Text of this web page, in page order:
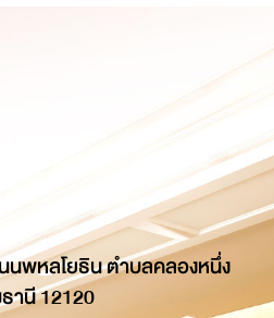
นพหลโยธิน ตำบลคลองหนึ่ง
านี 12120